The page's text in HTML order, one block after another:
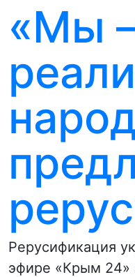
«Мы
Рерусификация
эфире «Крым 24»